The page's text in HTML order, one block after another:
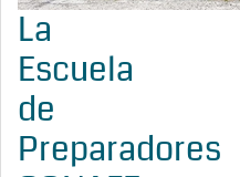
La
Escuela
de
Preparadores